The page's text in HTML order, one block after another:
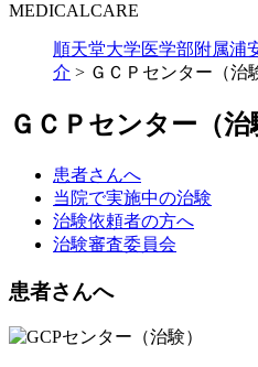
MEDICALCARE
順天堂大学医学部附属浦
介 > ＧＣＰセンター（治
ＧＣＰセンター（治
患者さんへ
当院で実施中の治験
治験依頼者の方へ
治験審査委員会
患者さんへ